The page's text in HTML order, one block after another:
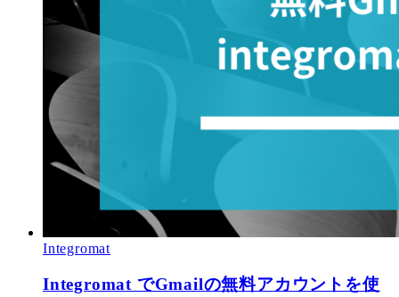
Integromat
Integromat でGmailの無料アカウントを使